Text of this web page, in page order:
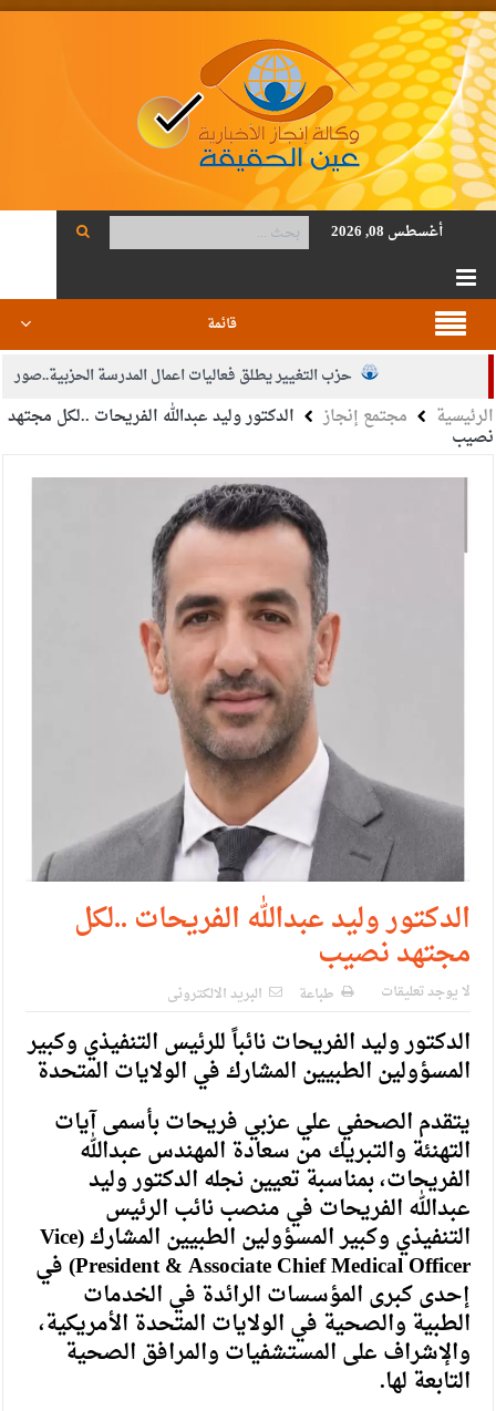
أغسطس 08, 2026
قائمة
حزب التغيير يطلق فعاليات اعمال المدرسة الحزبية..صور
الجيش يفتح باب التجنيد لحملة البكالوريوس في الحقوق والقانون
الإسلامية والمسيحية
الأمن يتلف 16 مليون حبة كبتاجون و1480 كغم مواد مخدرة
النواب يقر مشروع تعديل قانون الملكية العقارية
القاضي يلتقي رؤساء تحرير الصحف اليومية ويؤكد حرص مجلس
النواب على شراكة فاعلة مع الإعلام
دعوة المكلفين بخدمة العلم (الدفعة الثالثة) إلى مراجعة منصة خدمة
العلم
الملك يلتقي مجموعة من رفاق السلاح
الملك يتلقى اتصالا هاتفيا من العاهل البحريني
القاضي محمود أحمد فريحات.. مبارك ومزيدا من التوفيق
الرئيسية مجتمع إنجاز الدكتور وليد عبدالله الفريحات ..لكل مجتهد
نصيب
الدكتور وليد عبدالله الفريحات ..لكل
مجتهد نصيب
لا يوجد تعليقات طباعة البريد الالكترونى
الدكتور وليد الفريحات نائباً للرئيس التنفيذي وكبير
المسؤولين الطبيين المشارك في الولايات المتحدة
يتقدم الصحفي علي عزبي فريحات بأسمى آيات
التهنئة والتبريك من سعادة المهندس عبدالله
الفريحات، بمناسبة تعيين نجله الدكتور وليد
عبدالله الفريحات في منصب نائب الرئيس
التنفيذي وكبير المسؤولين الطبيين المشارك (Vice
President & Associate Chief Medical Officer) في
إحدى كبرى المؤسسات الرائدة في الخدمات
الطبية والصحية في الولايات المتحدة الأمريكية،
والإشراف على المستشفيات والمرافق الصحية
التابعة لها.